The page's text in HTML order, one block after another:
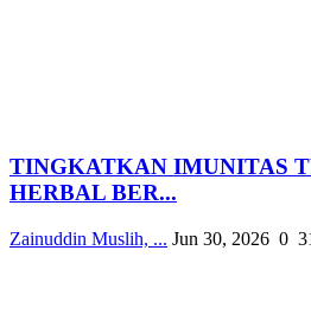
TINGKATKAN IMUNITAS
HERBAL BER...
Zainuddin Muslih, ... Jun 30, 2026 0